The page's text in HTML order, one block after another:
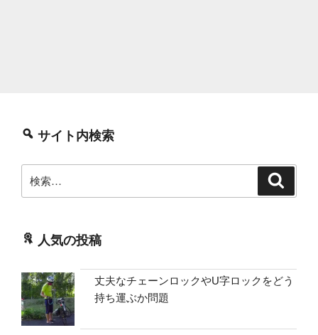
サイト内検索
索:
人気の投稿
丈夫なチェーンロックやU字ロックをどう
持ち運ぶか問題